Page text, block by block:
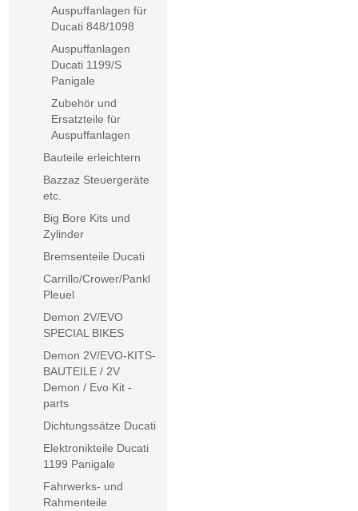
Auspuffanlagen für
Ducati 848/1098
Auspuffanlagen
Ducati 1199/S
Panigale
Zubehör und
Ersatzteile für
Auspuffanlagen
Bauteile erleichtern
Bazzaz Steuergeräte
etc.
Big Bore Kits und
Zylinder
Bremsenteile Ducati
Carrillo/Crower/Pankl
Pleuel
Demon 2V/EVO
SPECIAL BIKES
Demon 2V/EVO-KITS-
BAUTEILE / 2V
Demon / Evo Kit -
parts
Dichtungssätze Ducati
Elektronikteile Ducati
1199 Panigale
Fahrwerks- und
Rahmenteile